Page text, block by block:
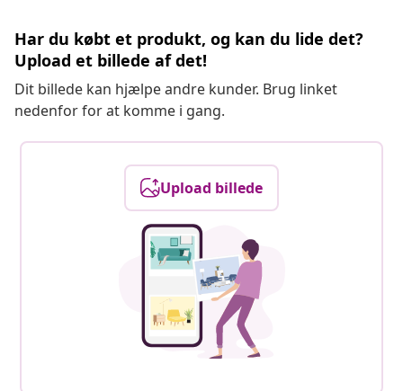
Har du købt et produkt, og kan du lide det?
Upload et billede af det!
Dit billede kan hjælpe andre kunder. Brug linket
nedenfor for at komme i gang.
Upload billede